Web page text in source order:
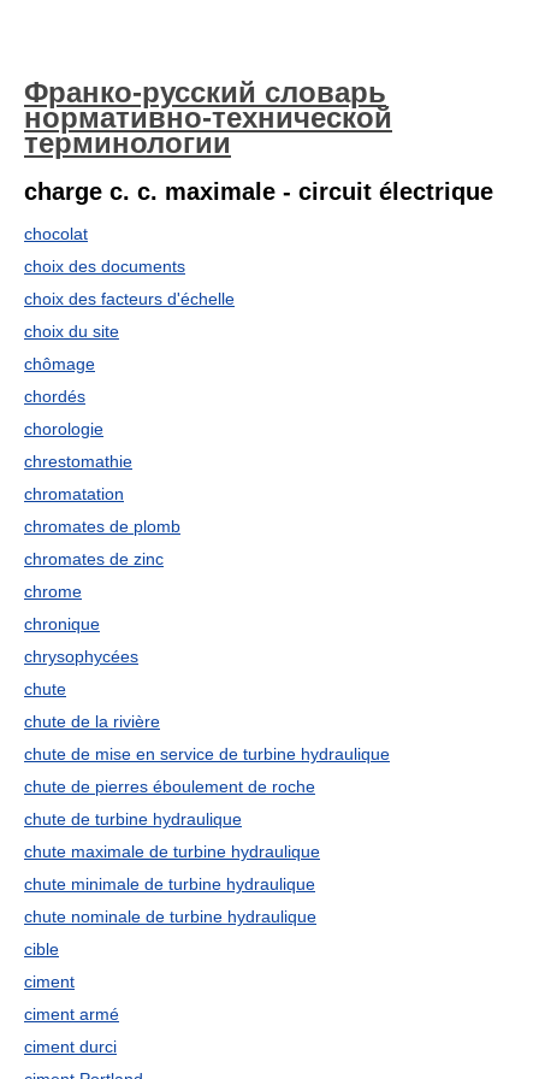
Франко-русский словарь
нормативно-технической
терминологии
charge с. с. maximale - circuit électrique
chocolat
choix des documents
choix des facteurs d'échelle
choix du site
chômage
chordés
chorologie
chrestomathie
chromatation
chromates de plomb
chromates de zinc
chrome
chronique
chrysophycées
chute
chute de la rivière
chute de mise en service de turbine hydraulique
chute de pierres éboulement de roche
chute de turbine hydraulique
chute maximale de turbine hydraulique
chute minimale de turbine hydraulique
chute nominale de turbine hydraulique
cible
ciment
ciment armé
ciment durci